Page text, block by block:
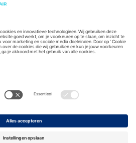
worden, mits voorradig, dinsdag geleverd.